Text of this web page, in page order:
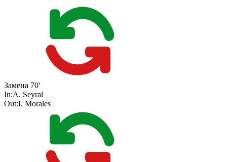
Замена 70'
In:A. Seyral
Out:I. Morales